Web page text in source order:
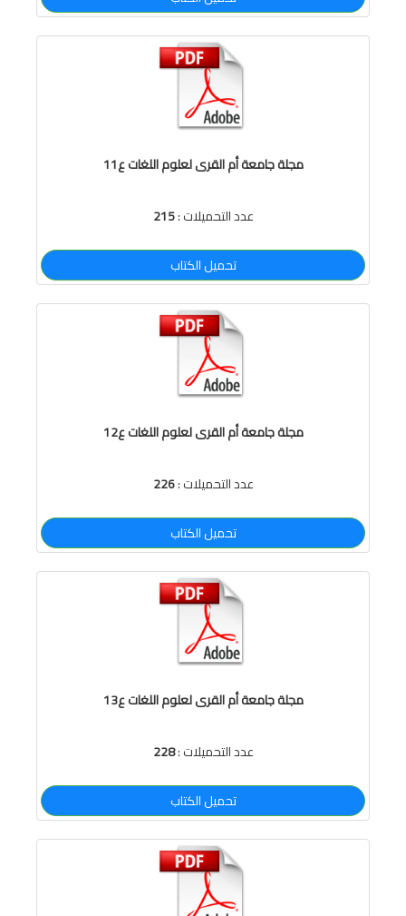
مجلة جامعة أم القرى لعلوم اللغات ع11
عدد التحميلات :215
تحميل الكتاب
مجلة جامعة أم القرى لعلوم اللغات ع12
عدد التحميلات :226
تحميل الكتاب
مجلة جامعة أم القرى لعلوم اللغات ع13
عدد التحميلات :228
تحميل الكتاب